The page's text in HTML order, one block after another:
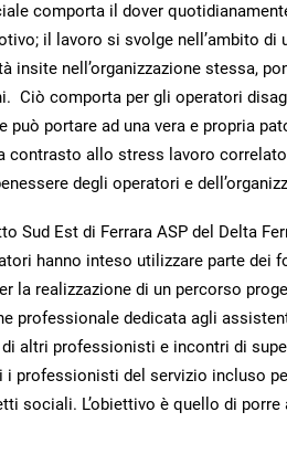
comporta il dover
il lavoro si svolge nell’ambito di
insite nell’organizzazione stessa,
Ciò comporta per gli operatori
può portare ad una vera e propria
contrasto allo stress lavoro
degli operatori e
Sud Est di Ferrara ASP del Delta
hanno inteso utilizzare parte dei
la realizzazione di un percorso
professionale dedicata agli
altri professionisti e incontri di
professionisti del servizio incluso
sociali. L’obiettivo è quello di porre